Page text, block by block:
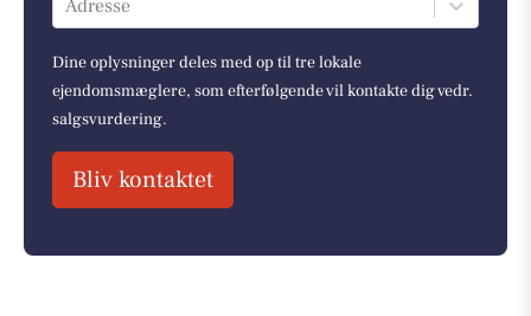
Adresse
Dine oplysninger deles med op til tre lokale
ejendomsmæglere, som efterfølgende vil kontakte dig vedr.
salgsvurdering.
Bliv kontaktet